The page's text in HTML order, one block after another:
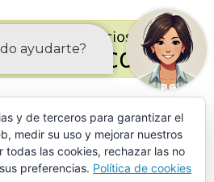
y de terceros para garantizar el
medir su uso y mejorar nuestros
todas las cookies, rechazar las no
preferencias. Política de cookies